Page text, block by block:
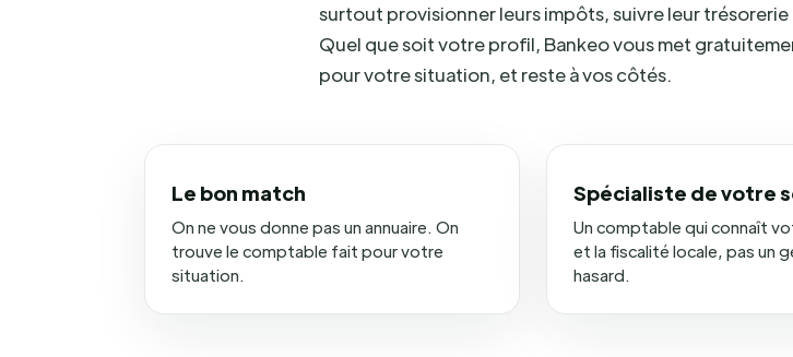
surtout provisionner leurs impôts, suivre leur
Quel que soit votre profil, Bankeo vous met
pour votre situation, et reste à vos côtés.
Le bon match
On ne vous donne pas un annuaire. On
trouve le comptable fait pour votre
situation.
Spécialiste de votre
Un comptable qui connaît
et la fiscalité locale, pas un
hasard.